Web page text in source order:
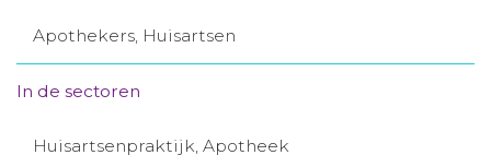
Inloggen
Apothekers, Huisartsen
In de sectoren
Huisartsenpraktijk, Apotheek